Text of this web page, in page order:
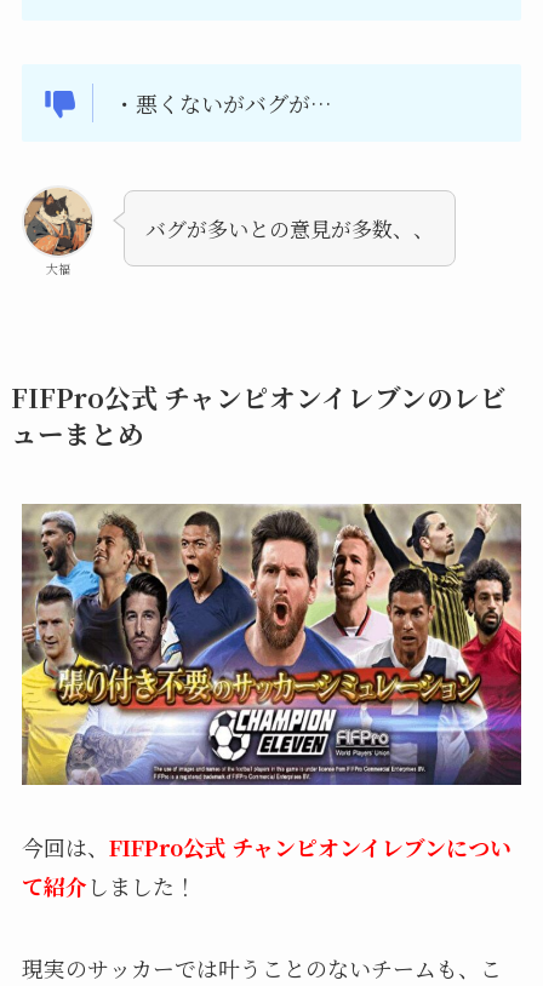
・悪くないがバグが…
大福
バグが多いとの意見が多数、、
FIFPro公式 チャンピオンイレブンのレビ
ューまとめ
今回は、 FIFPro公式 チャンピオンイレブンについ
て紹介しました！
現実のサッカーでは叶うことのないチームも、こ